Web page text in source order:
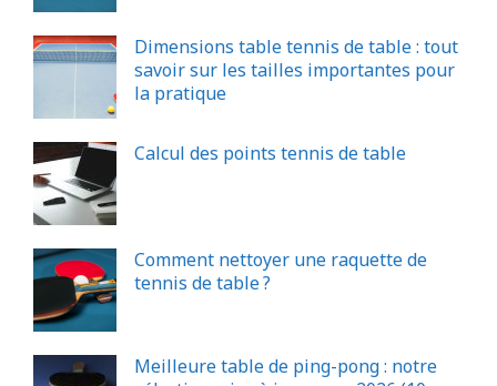
Dimensions table tennis de table : tout
savoir sur les tailles importantes pour
la pratique
Calcul des points tennis de table
Comment nettoyer une raquette de
tennis de table ?
Meilleure table de ping-pong : notre